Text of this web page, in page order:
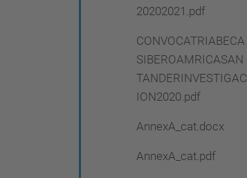
20202021.pdf
CONVOCATRIABECA
SIBEROAMRICASAN
TANDERINVESTIGAC
ION2020.pdf
AnnexA_cat.docx
AnnexA_cat.pdf